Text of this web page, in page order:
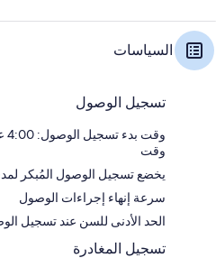
السياسات
تسجيل الوصول
وقت
يخضع تسجيل الوصول المُبكر
سرعة إنهاء إجراءات الوصول
الحد الأدنى للسن عند تسجيل
تسجيل المغادرة